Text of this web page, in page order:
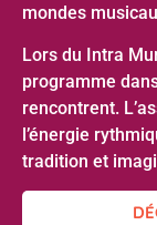
mondes
Lors du Intra
programme
rencontrent.
l’énergie
tradition et